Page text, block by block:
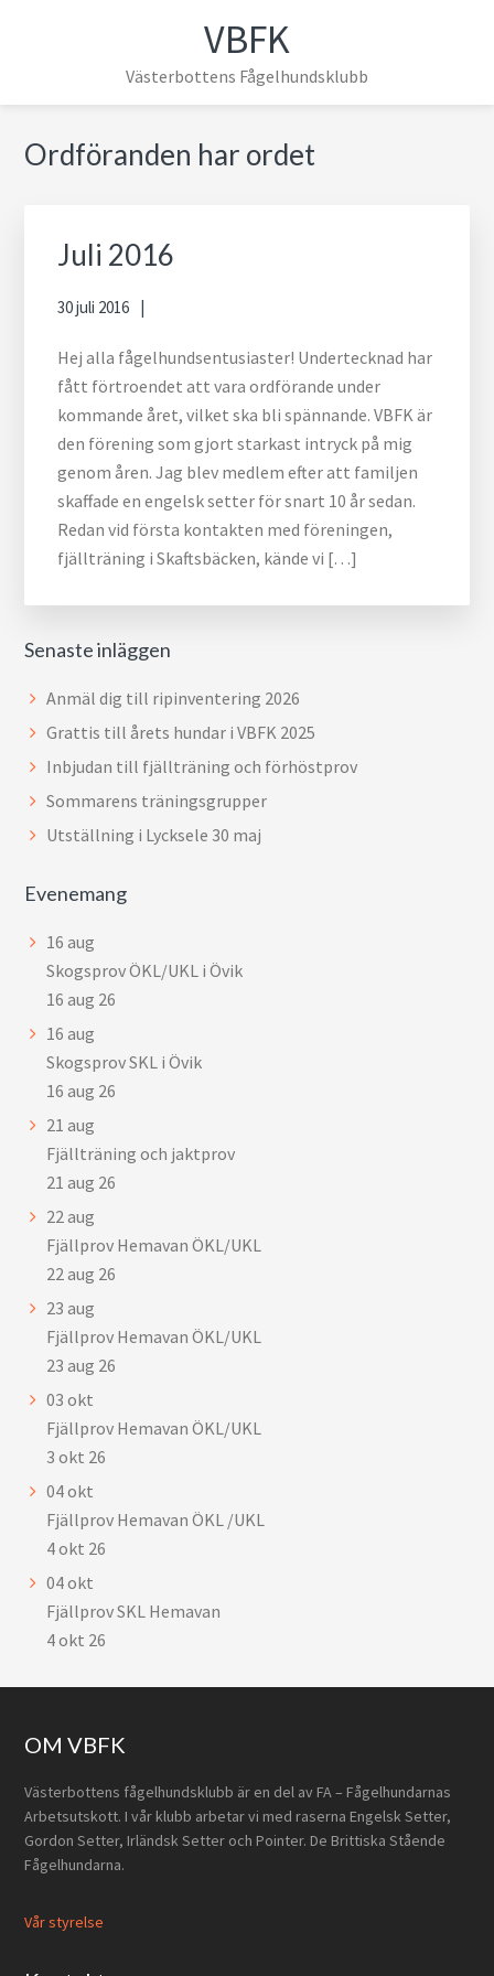
primära
VBFK
Västerbottens Fågelhundsklubb
Ordföranden har ordet
Juli 2016
30 juli 2016
Hej alla fågelhundsentusiaster! Undertecknad har
fått förtroendet att vara ordförande under
kommande året, vilket ska bli spännande. VBFK är
den förening som gjort starkast intryck på mig
genom åren. Jag blev medlem efter att familjen
skaffade en engelsk setter för snart 10 år sedan.
Redan vid första kontakten med föreningen,
fjällträning i Skaftsbäcken, kände vi […]
Primärt
Senaste inläggen
Anmäl dig till ripinventering 2026
Grattis till årets hundar i VBFK 2025
Inbjudan till fjällträning och förhöstprov
Sommarens träningsgrupper
Utställning i Lycksele 30 maj
Evenemang
16 aug
Skogsprov ÖKL/UKL i Övik
16 aug 26
16 aug
Skogsprov SKL i Övik
16 aug 26
21 aug
Fjällträning och jaktprov
21 aug 26
22aug
Fjällprov Hemavan ÖKL/UKL
22 aug 26
23 aug
Fjällprov Hemavan ÖKL/UKL
23 aug 26
03 okt
Fjällprov Hemavan ÖKL/UKL
3 okt 26
04okt
Fjällprov Hemavan ÖKL /UKL
4 okt 26
04okt
Fjällprov SKL Hemavan
4 okt 26
Footer
OM VBFK
Västerbottens fågelhundsklubb är en del av FA – Fågelhundarnas
Arbetsutskott. I vår klubb arbetar vi med raserna Engelsk Setter,
Gordon Setter, Irländsk Setter och Pointer. De Brittiska Stående
Fågelhundarna.
Vår styrelse